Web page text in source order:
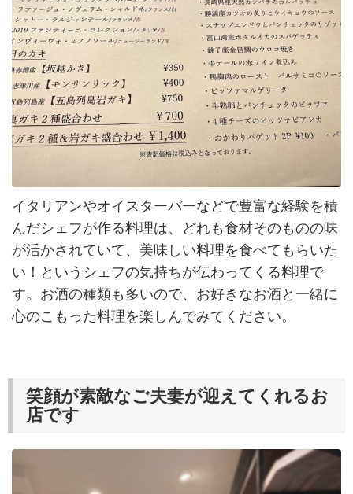
イタリアンやオイスターバーなどで豊富な経験を積
んだシェフが作る料理は、どれも食材そのものの味
が活かされていて、美味しい料理を食べてもらいた
い！というシェフの気持ちが伝わってくる料理で
す。お酒の種類も多いので、お好きなお酒と一緒に
心のこもった料理を楽しんでみてください。
笑顔が素敵なご夫妻が迎えてくれるお
店です